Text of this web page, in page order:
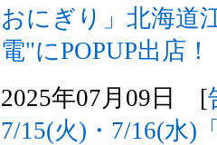
おにぎり」北海道
電"にPOPUP出店！
2025年07月09日 [
7/15(火)・7/16(水)